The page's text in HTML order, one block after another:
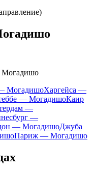
Могадишо
МогадишоХаргейса —
— МогадишоКаир
—
—
— МогадишоДжуба
Париж — Могадишо